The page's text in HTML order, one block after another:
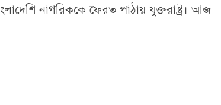
নাগরিককে ফেরত পাঠায় যুক্তরাষ্ট্র। আজ